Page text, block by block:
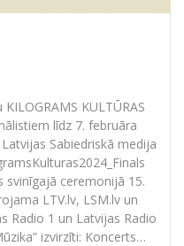
KULTŪRAS
līdz 7. februāra
Sabiedriskā medija
svinīgajā ceremonijā 15.
LTV.lv, LSM.lv un
Radio 1 un Latvijas Radio
izvirzīti: Koncerts…